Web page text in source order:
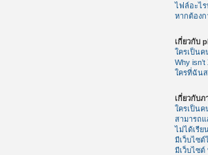
ไฟล์อะไ
หากต้องก
เกี่ยวกับ
ใครเป็นค
Why
ใครที่ฉัน
เกี่ยวกับ
ใครเป็นค
สามารถ
ไม่ได้เรีย
มีเว็บไซต์
มีเว็บไซ